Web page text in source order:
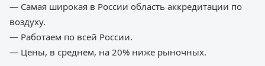
— Самая широкая в России область аккредитации по
воздуху.
— Работаем по всей России.
— Цены, в среднем, на 20% ниже рыночных.